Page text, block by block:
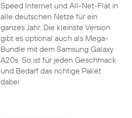
Speed Internet und All-Net-Flat in
alle deutschen Netze für ein
ganzes Jahr. Die kleinste Version
gibt es optional auch als Mega-
Bundle mit dem Samsung Galaxy
A20s. So ist für jeden Geschmack
und Bedarf das richtige Paket
dabei.